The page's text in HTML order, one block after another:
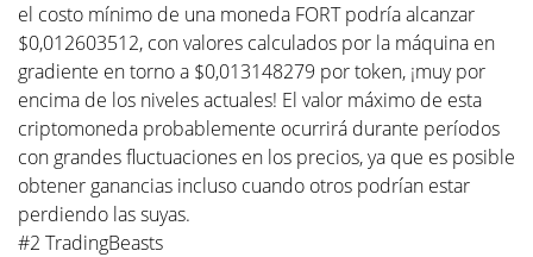
el costo mínimo de una moneda FORT podría alcanzar
$0,012603512, con valores calculados por la máquina en
gradiente en torno a $0,013148279 por token, ¡muy por
encima de los niveles actuales! El valor máximo de esta
criptomoneda probablemente ocurrirá durante períodos
con grandes fluctuaciones en los precios, ya que es posible
obtener ganancias incluso cuando otros podrían estar
perdiendo las suyas.
#2 TradingBeasts